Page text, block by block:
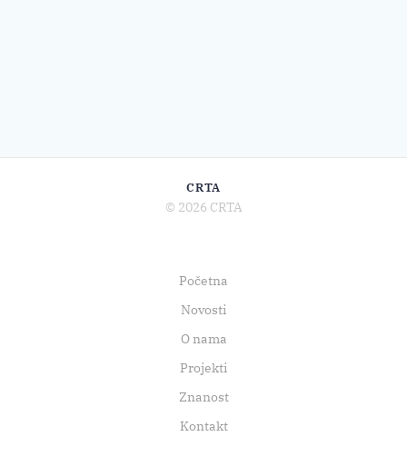
CRTA
© 2026 CRTA
Početna
Novosti
O nama
Projekti
Znanost
Kontakt